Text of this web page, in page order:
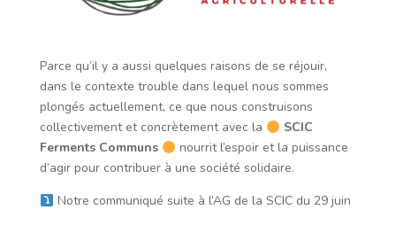
Parce qu’il y a aussi quelques raisons de se réjouir,
dans le contexte trouble dans lequel nous sommes
plongés actuellement, ce que nous construisons
collectivement et concrètement avec la
SCIC
Ferments Communs
nourrit l’espoir et la puissance
d’agir pour contribuer à une société solidaire.
Notre communiqué suite à l’AG de la SCIC du 29 juin